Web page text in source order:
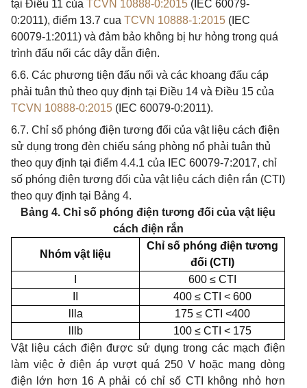
tại Điều 11 của TCVN 10888-0:2015 (IEC 60079-
0:2011), điểm 13.7 cua TCVN 10888-1:2015 (IEC
60079-1:2011) và đảm bảo không bị hư hỏng trong quá
trình đấu nối các dây dẫn điện.
6.6. Các phương tiện đấu nối và các khoang đấu cáp
phải tuân thủ theo quy định tại Điều 14 và Điều 15 của
TCVN 10888-0:2015 (IEC 60079-0:2011).
6.7. Chỉ số phóng điện tương đối của vật liệu cách điện
sử dụng trong đèn chiếu sáng phòng nổ phải tuân thủ
theo quy định tại điểm 4.4.1 của IEC 60079-7:2017, chỉ
số phóng điện tương đối của vật liệu cách điện rắn (CTI)
theo quy định tại Bảng 4.
Bảng 4. Chỉ số phóng điện tương đối của vật liệu
cách điện rắn
Nhóm vật liệu
Chỉ số phóng điện tương
đối (CTI)
600 ≤ CTI
400 ≤ CTI < 600
llla
175 ≤ CTI <400
lllb
100 ≤ CTI < 175
Vật liệu cách điện được sử dụng trong các mạch điện
làm việc ở điện áp vượt quá 250 V hoặc mang dòng
điện lớn hơn 16 A phải có chỉ số CTI không nhỏ hơn